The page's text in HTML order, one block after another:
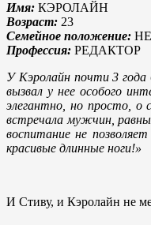
Имя: КЭРОЛАЙН
Возраст: 23
Семейное положение:
Профессия: РЕДАКТОР
У Кэролайн почти 3 года
вызвал у нее особого
элегантно, но просто, о
встречала мужчин,
воспитание не
красивые длинные ноги!»
И Стиву, и Кэролайн не